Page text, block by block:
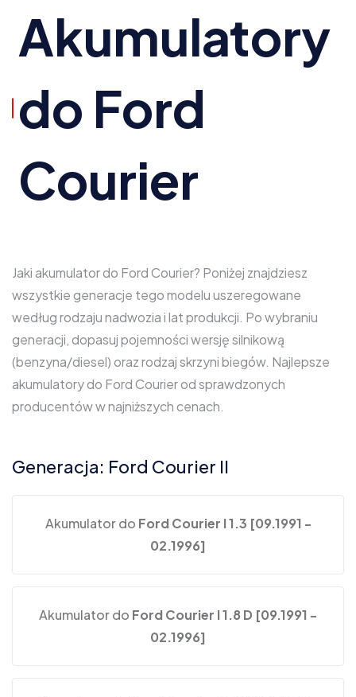
Akumulatory
do Ford
Courier
Jaki akumulator do Ford Courier? Poniżej znajdziesz
wszystkie generacje tego modelu uszeregowane
według rodzaju nadwozia i lat produkcji. Po wybraniu
generacji, dopasuj pojemności wersję silnikową
(benzyna/diesel) oraz rodzaj skrzyni biegów. Najlepsze
akumulatory do Ford Courier od sprawdzonych
producentów w najniższych cenach.
Generacja: Ford Courier II
Akumulator do Ford Courier I 1.3 [09.1991 -
02.1996]
Akumulator do Ford Courier I 1.8 D [09.1991 -
02.1996]